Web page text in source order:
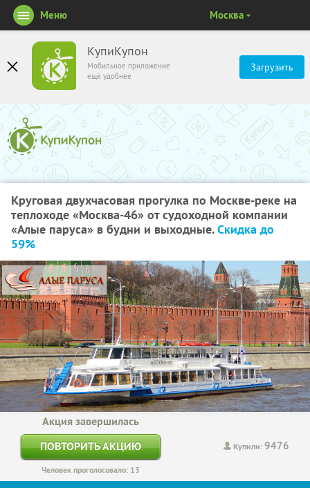
КупиКупон
Мобильное приложение
ещё удобнее
Загрузить
Меню Москва
Круговая двухчасовая прогулка по Москве-реке на
теплоходе «Москва-46» от судоходной компании
«Алые паруса» в будни и выходные.Скидка до
59%
Купили:9476
Акция завершилась
ПОВТОРИТЬ АКЦИЮ
Человек проголосовало: 13